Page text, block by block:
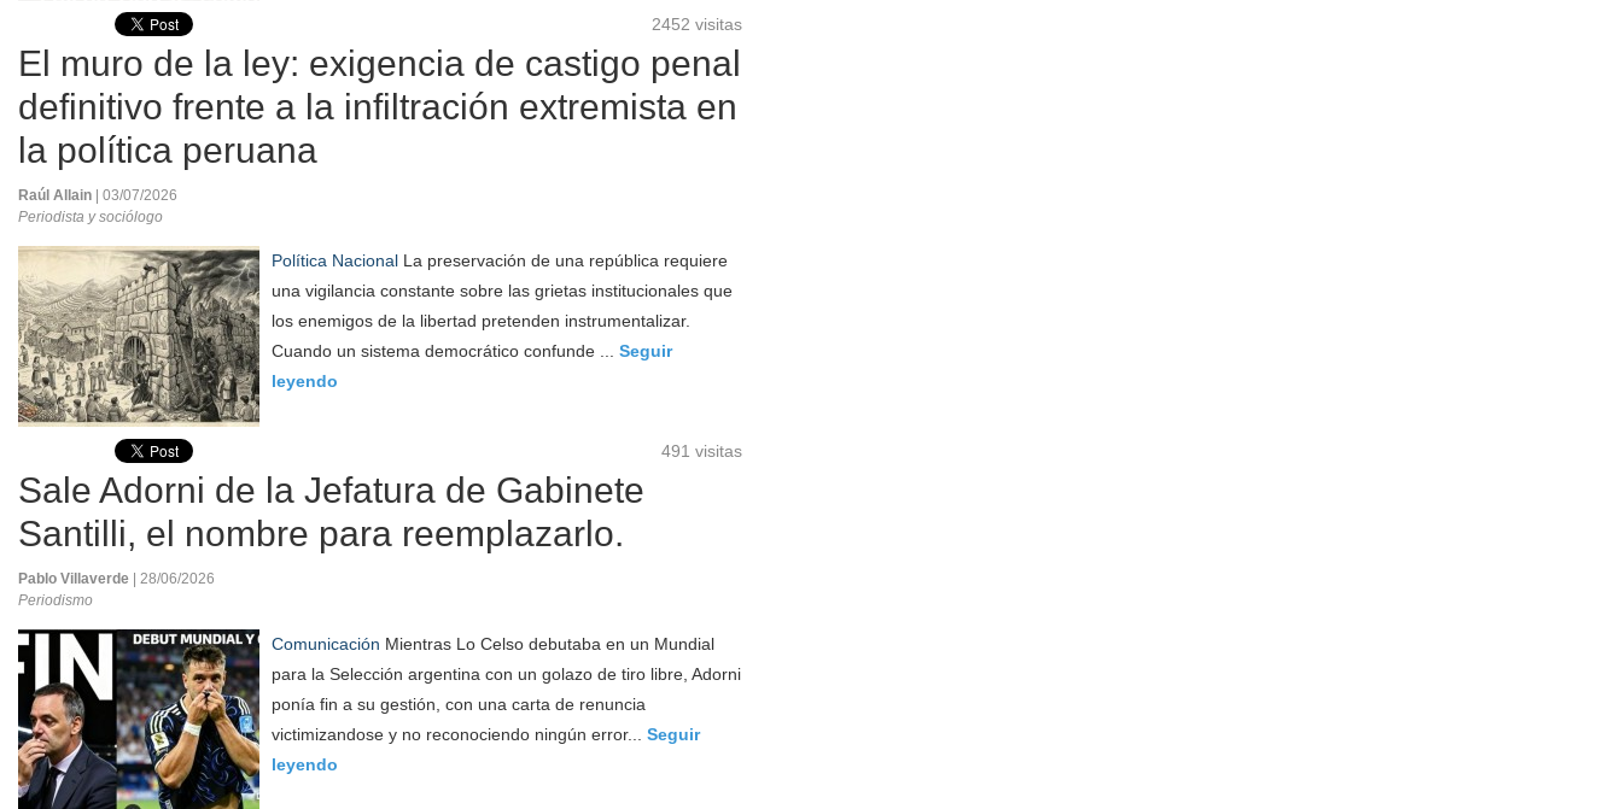
2452 visitas
El muro de la ley: exigencia de castigo penal
definitivo frente a la infiltración extremista en
la política peruana
Raúl Allain
| 03/07/2026
Periodista y sociólogo
Política Nacional La preservación de una república requiere
una vigilancia constante sobre las grietas institucionales que
los enemigos de la libertad pretenden instrumentalizar.
Cuando un sistema democrático confunde ... Seguir
leyendo
491 visitas
Sale Adorni de la Jefatura de Gabinete
Santilli, el nombre para reemplazarlo.
Pablo Villaverde
| 28/06/2026
Periodismo
Comunicación Mientras Lo Celso debutaba en un Mundial
para la Selección argentina con un golazo de tiro libre, Adorni
ponía fin a su gestión, con una carta de renuncia
victimizandose y no reconociendo ningún error... Seguir
leyendo